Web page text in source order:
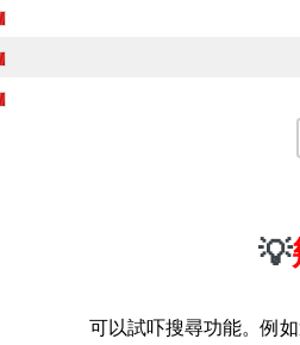
💡
可以試吓搜尋功能。例